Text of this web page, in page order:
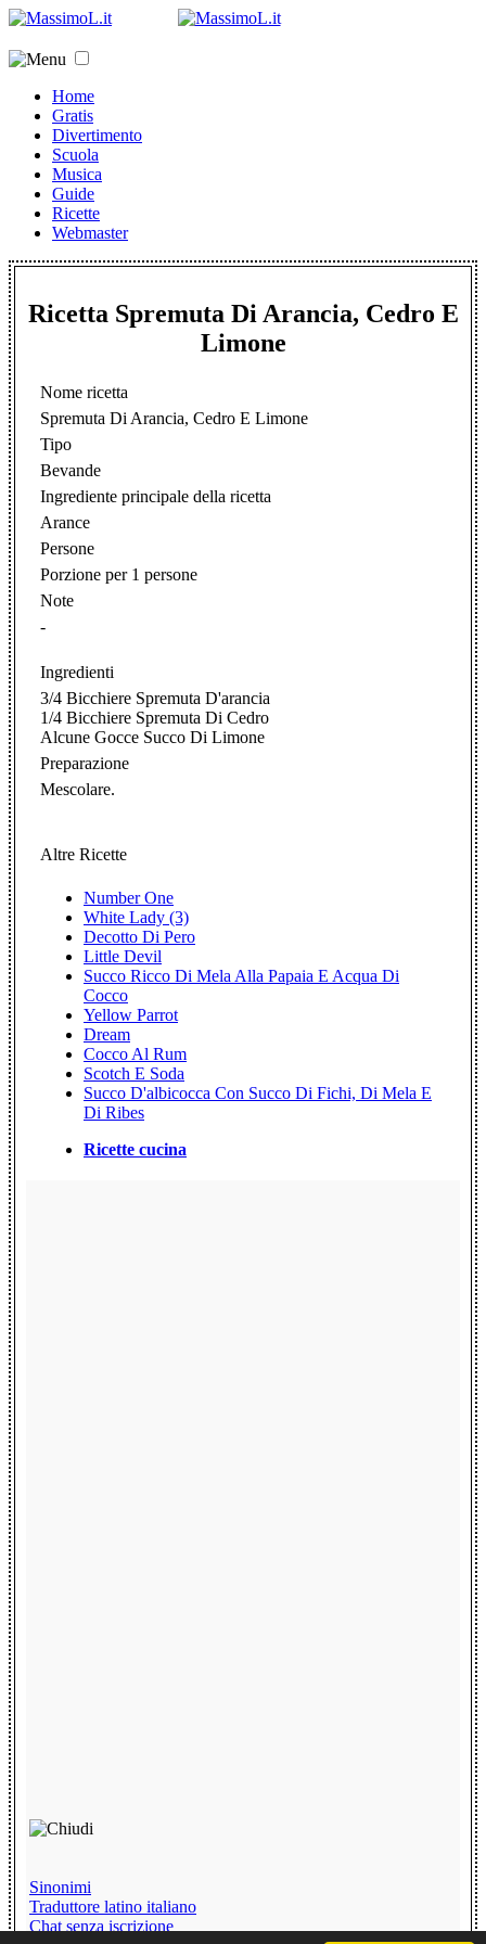
Home
Gratis
Divertimento
Scuola
Musica
Guide
Ricette
Webmaster
Ricetta Spremuta Di Arancia, Cedro E
Limone
Nome ricetta
Spremuta Di Arancia, Cedro E Limone
Tipo
Bevande
Ingrediente principale della ricetta
Arance
Persone
Porzione per 1 persone
Note
-
Ingredienti
3/4 Bicchiere Spremuta D'arancia
1/4 Bicchiere Spremuta Di Cedro
Alcune Gocce Succo Di Limone
Preparazione
Mescolare.
Altre Ricette
Number One
White Lady (3)
Decotto Di Pero
Little Devil
Succo Ricco Di Mela Alla Papaia E Acqua Di
Cocco
Yellow Parrot
Dream
Cocco Al Rum
Scotch E Soda
Succo D'albicocca Con Succo Di Fichi, Di Mela E
Di Ribes
Ricette cucina
Sinonimi
Traduttore latino italiano
Chat senza iscrizione